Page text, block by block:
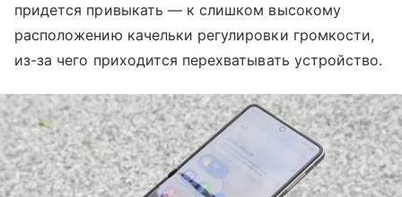
придется привыкать — к слишком высокому
расположению качельки регулировки громкости,
из-за чего приходится перехватывать устройство.